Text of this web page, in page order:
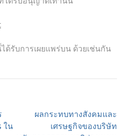
รับการเผยแพร่บน ด้วยเช่นกัน
ใน
ผลกระทบทางสังคมและ
เศรษฐกิจของบริษัท